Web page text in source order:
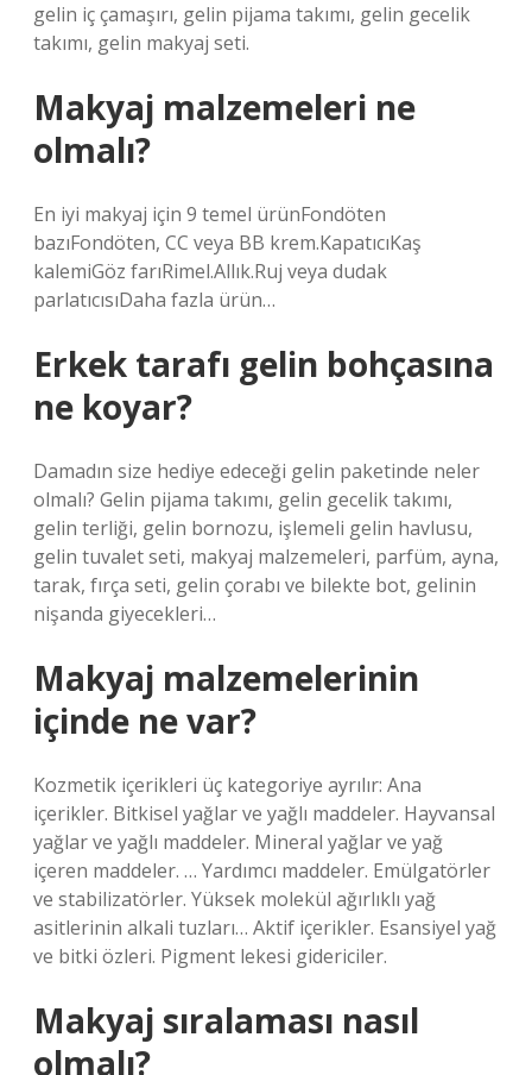
gelin iç çamaşırı, gelin pijama takımı, gelin gecelik
takımı, gelin makyaj seti.
Makyaj malzemeleri ne
olmalı?
En iyi makyaj için 9 temel ürünFondöten
bazıFondöten, CC veya BB krem.KapatıcıKaş
kalemiGöz farıRimel.Allık.Ruj veya dudak
parlatıcısıDaha fazla ürün…
Erkek tarafı gelin bohçasına
ne koyar?
Damadın size hediye edeceği gelin paketinde neler
olmalı? Gelin pijama takımı, gelin gecelik takımı,
gelin terliği, gelin bornozu, işlemeli gelin havlusu,
gelin tuvalet seti, makyaj malzemeleri, parfüm, ayna,
tarak, fırça seti, gelin çorabı ve bilekte bot, gelinin
nişanda giyecekleri…
Makyaj malzemelerinin
içinde ne var?
Kozmetik içerikleri üç kategoriye ayrılır: Ana
içerikler. Bitkisel yağlar ve yağlı maddeler. Hayvansal
yağlar ve yağlı maddeler. Mineral yağlar ve yağ
içeren maddeler. … Yardımcı maddeler. Emülgatörler
ve stabilizatörler. Yüksek molekül ağırlıklı yağ
asitlerinin alkali tuzları… Aktif içerikler. Esansiyel yağ
ve bitki özleri. Pigment lekesi gidericiler.
Makyaj sıralaması nasıl
olmalı?